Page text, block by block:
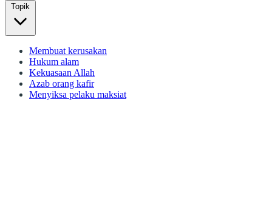
Topik
Membuat kerusakan
Hukum alam
Kekuasaan Allah
Azab orang kafir
Menyiksa pelaku maksiat